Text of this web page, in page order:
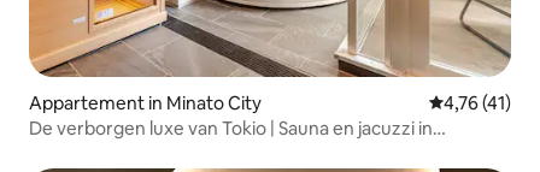
Appartement in Minato City Gemiddelde
4,76 (41)
De verborgen luxe van Tokio | Sauna en jacuzzi in